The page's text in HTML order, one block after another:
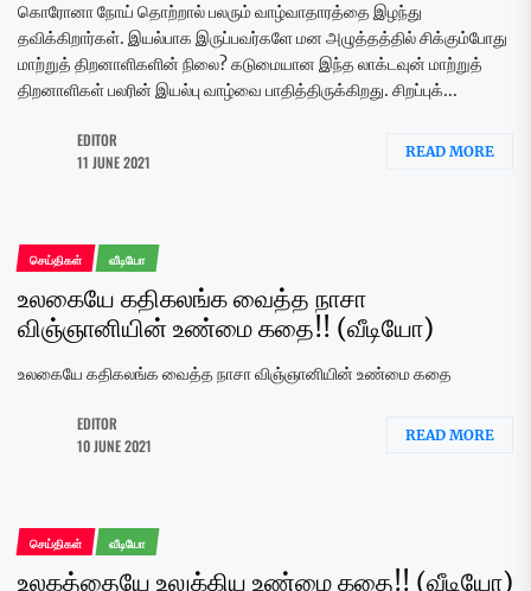
கொரோனா நோய் தொற்றால் பலரும் வாழ்வாதாரத்தை இழந்து
தவிக்கிறார்கள். இயல்பாக இருப்பவர்களே மன அழுத்தத்தில் சிக்கும்போது
மாற்றுத் திறனாளிகளின் நிலை? கடுமையான இந்த லாக்டவுன் மாற்றுத்
திறனாளிகள் பலரின் இயல்பு வாழ்வை பாதித்திருக்கிறது. சிறப்புக்...
EDITOR
11 JUNE 2021
READ MORE
செய்திகள் வீடியோ
உலகையே கதிகலங்க வைத்த நாசா
விஞ்ஞானியின் உண்மை கதை!! (வீடியோ)
உலகையே கதிகலங்க வைத்த நாசா விஞ்ஞானியின் உண்மை கதை
EDITOR
10 JUNE 2021
READ MORE
செய்திகள் வீடியோ
உலகத்தையே உலுக்கிய உண்மை கதை!! (வீடியோ)